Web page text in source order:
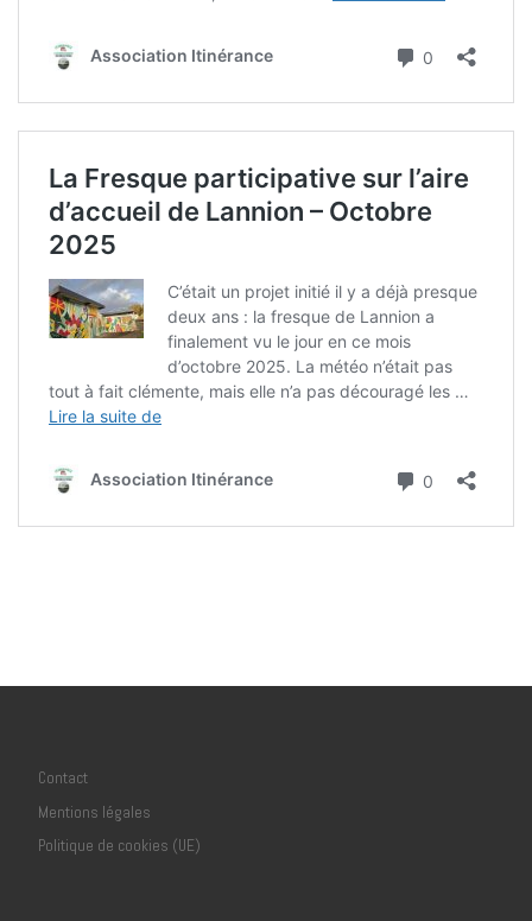
Contact
Mentions légales
Politique de cookies (UE)